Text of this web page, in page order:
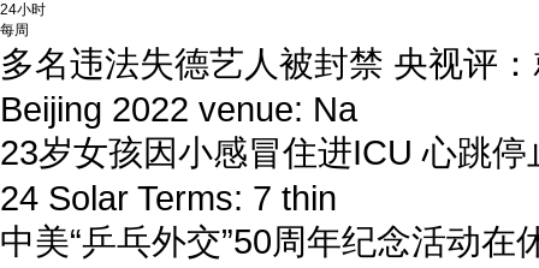
24小时
每周
多名违法失德艺人被封禁 央视评
Beijing 2022 venue: Na
23岁女孩因小感冒住进ICU 心跳停
24 Solar Terms: 7 thin
中美“乒乓外交”50周年纪念活动在